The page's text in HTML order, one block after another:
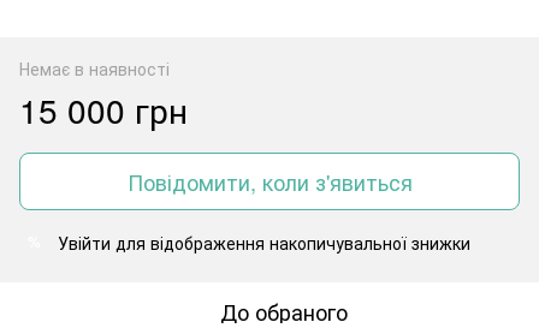
Немає в наявності
15 000 грн
Повідомити, коли з'явиться
Увійти для відображення накопичувальної знижки
До обраного